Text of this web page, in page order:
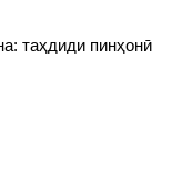
таҳдиди пинҳонӣ